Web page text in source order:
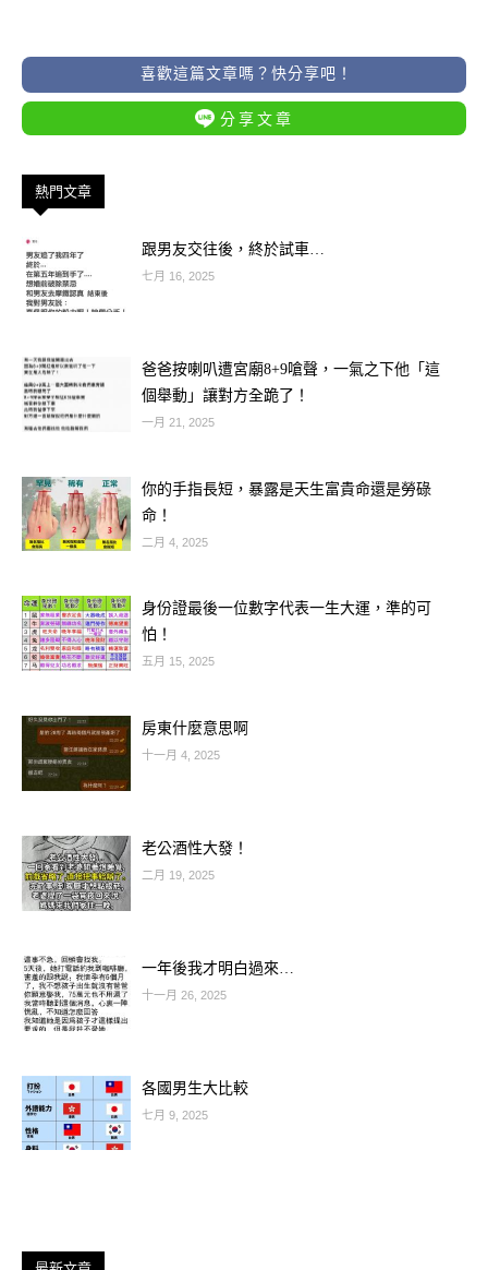
往下看-
–
–
延伸閱讀————————-
喜歡這篇文章嗎？快分享吧！
分享文章
熱門文章
跟男友交往後，終於試車…
七月 16, 2025
爸爸按喇叭遭宮廟8+9嗆聲，一氣之下他「這
個舉動」讓對方全跪了！
一月 21, 2025
你的手指長短，暴露是天生富貴命還是勞碌
命！
二月 4, 2025
身份證最後一位數字代表一生大運，準的可
怕！
五月 15, 2025
房東什麼意思啊
十一月 4, 2025
老公酒性大發！
二月 19, 2025
一年後我才明白過來…
十一月 26, 2025
各國男生大比較
七月 9, 2025